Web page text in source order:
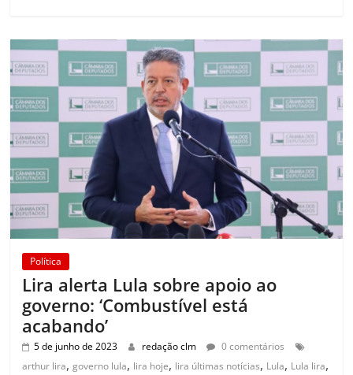
Política
Lira alerta Lula sobre apoio ao
governo: ‘Combustível está
acabando’
5 de junho de 2023 redação clm
0 comentários
arthur lira,governo lula, lira hoje, lira últimas notícias, Lula, Lula lira,